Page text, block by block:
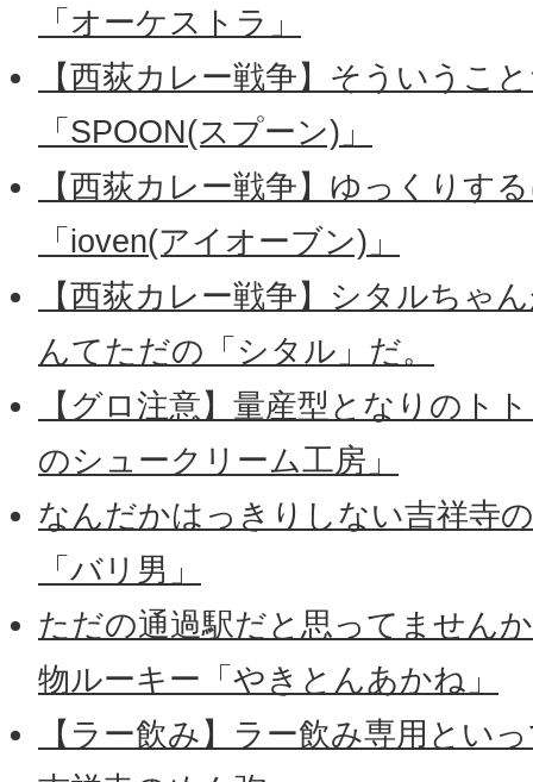
「オーケストラ」
【西荻カレー戦争】そういうこ
「SPOON(スプーン)」
【西荻カレー戦争】ゆっくりす
「ioven(アイオーブン)」
【西荻カレー戦争】シタルちゃ
んてただの「シタル」だ。
【グロ注意】量産型となりのト
のシュークリーム工房」
なんだかはっきりしない吉祥寺
「バリ男」
ただの通過駅だと思ってません
物ルーキー「やきとんあかね」
【ラー飲み】ラー飲み専用とい